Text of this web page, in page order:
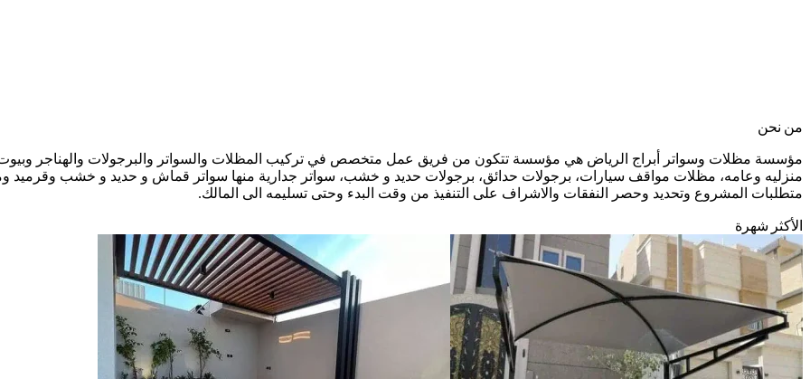
من نحن
مؤسسة مظلات وسواتر أبراج الرياض هي مؤسسة تتكون من فريق عمل متخصص في تركيب المظلات والسواتر والبرجولات والهناجر وبيوت
منزليه وعامه، مظلات مواقف سيارات، برجولات حدائق، برجولات حديد و خشب، سواتر جدارية منها سواتر قماش و حديد و خشب وقرميد
متطلبات المشروع وتحديد وحصر النفقات والاشراف على التنفيذ من وقت البدء وحتى تسليمه الى المالك.
الأكثر شهرة